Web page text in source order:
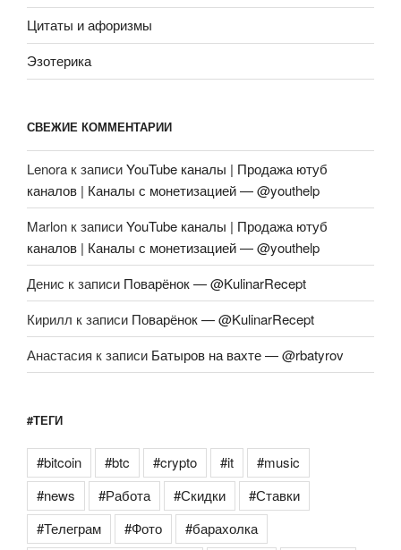
Цитаты и афоризмы
Эзотерика
СВЕЖИЕ КОММЕНТАРИИ
Lenora к записиYouTube каналы | Продажа ютуб
каналов | Каналы с монетизацией — @youthelp
Marlon к записиYouTube каналы | Продажа ютуб
каналов | Каналы с монетизацией — @youthelp
Денис к записи Поварёнок — @KulinarRecept
Кирилл к записи Поварёнок — @KulinarRecept
Анастасия к записи Батыров на вахте — @rbatyrov
#ТЕГИ
#bitcoin #btc #crypto #it
#music
#news
#Работа #Скидки
#Ставки
#Телеграм
#Фото
#барахолка